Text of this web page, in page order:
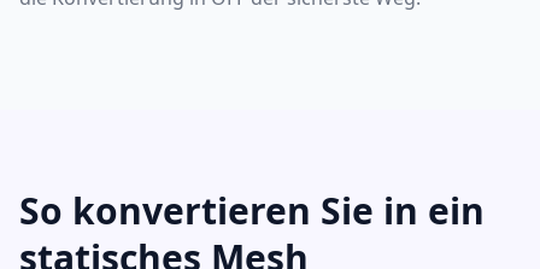
So konvertieren Sie in ein
statisches Mesh